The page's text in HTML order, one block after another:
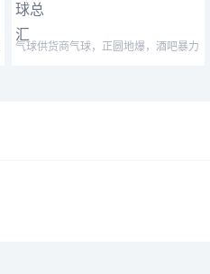
气球供货商气球，正圆地爆，酒吧暴力